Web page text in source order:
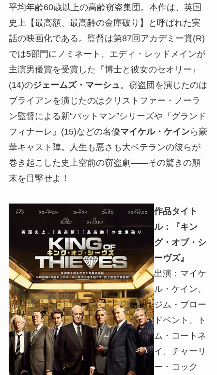
平均年齢60歳以上の高齢窃盗集団。本作は、英国
史上【最高額、最高齢の金庫破り】と呼ばれた実
話の映画化である。監督は第87回アカデミー賞(R)
では5部門にノミネート、エディ・レッドメインが
主演男優賞を受賞した『博士と彼女のセオリー』
(14)のジェームズ・マーシュ。窃盗団を演じたのは
ブライアンを演じたのはクリストファー・ノーラ
ン監督による新“バットマン”シリーズや『グランド
フィナーレ』(15)などの名優マイケル・ケインら豪
華キャスト陣。人生も悪さも大ベテランの彼らが
巻き起こした史上空前の窃盗劇――その驚きの顛
末を目撃せよ！
作品タイト
ル：『キン
グ・オブ・シ
ーヴズ』
出演：マイケ
ル・ケイン、
ジム・ブロー
ドベント、ト
ム・コートネ
イ、チャーリ
ー・コック